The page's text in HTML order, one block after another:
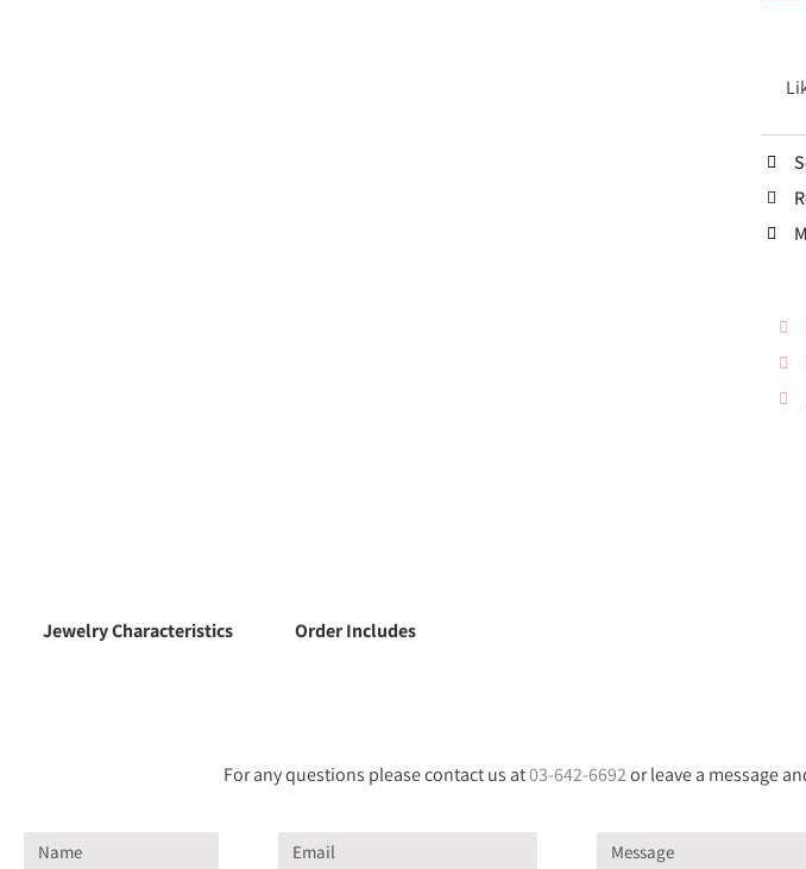
Jewelry Characteristics Order Includes
For any questions please contact us at03-642-6692or leave a message